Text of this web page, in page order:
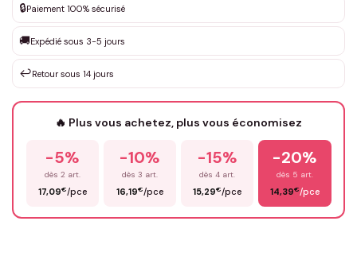
Que souhaitez-vous ?*
Votre texte / idée*
Prénom*
🔒Paiement 100% sécurisé
🚚Expédié sous 3-5 jours
↩️Retour sous 14 jours
🔥 Plus vous achetez, plus vous économisez
-5%
dès 2 art.
17,09€/pce
-10%
dès 3 art.
16,19€/pce
-15%
dès 4 art.
15,29€/pce
-20%
dès 5 art.
14,39€/pce